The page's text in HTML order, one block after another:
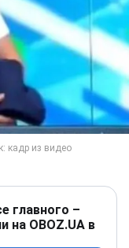
главного –
на OBOZ.UA в